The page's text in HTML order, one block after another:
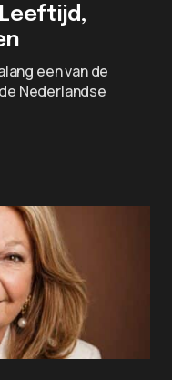
een van de
Nederlandse